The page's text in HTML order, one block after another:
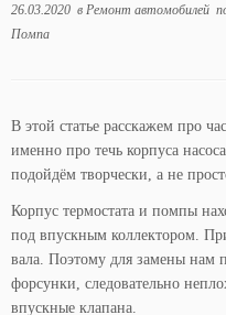
26.03.2020 в Ремонт автомобилей
Помпа
В этой статье расскажем про
именно про течь корпуса
подойдём творчески, а не
Корпус термостата и помпы
под впускным коллектором.
вала. Поэтому для замены нам
форсунки, следовательно
впускные клапана.